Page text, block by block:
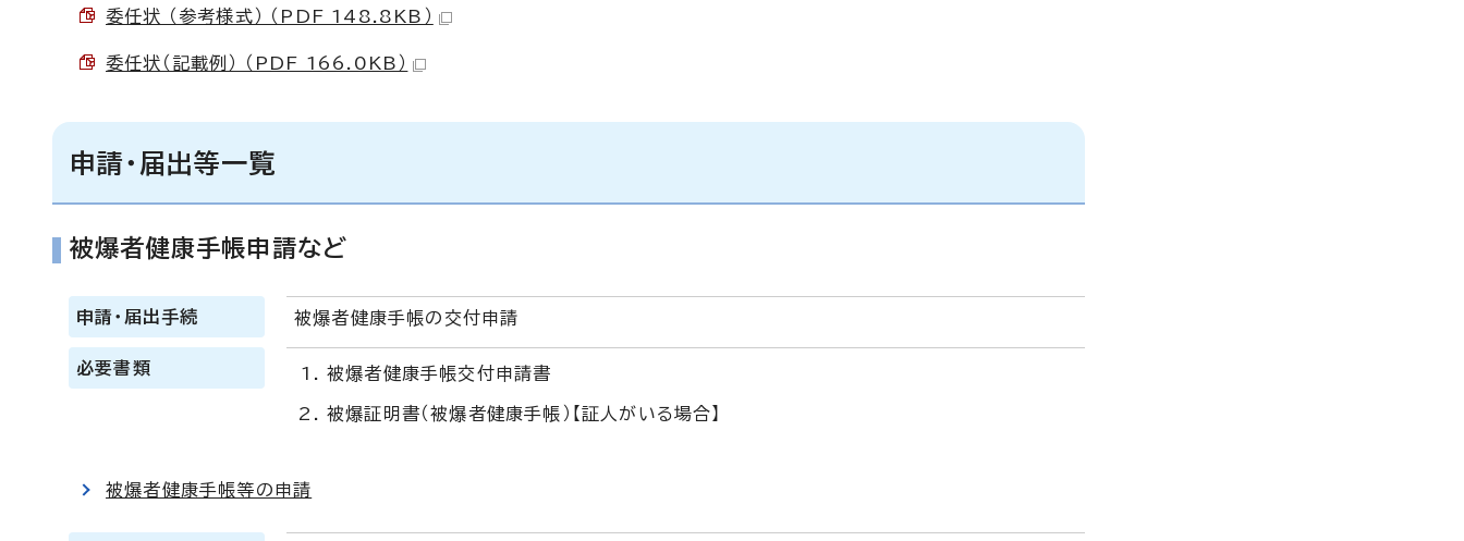
委任状 （参考様式） （PDF 148.8KB）
委任状（記載例） （PDF 166.0KB）
申請・届出等一覧
被爆者健康手帳申請など
申請・届出手続 被爆者健康手帳の交付申請
必要書類 被爆者健康手帳交付申請書
被爆証明書（被爆者健康手帳）【証人がいる場合】
被爆者健康手帳等の申請